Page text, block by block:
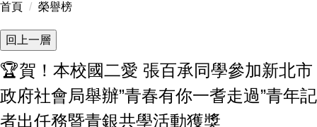
首頁 榮譽榜
🏆賀！本校國二愛 張百承同學參加新北市
政府社會局舉辦”青春有你一耆走過”青年記
者出任務暨青銀共學活動獲獎